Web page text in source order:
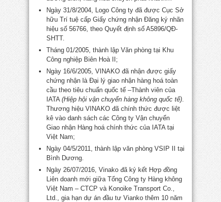
Ngày 31/8/2004, Logo Công ty đã được Cục Sở
hữu Trí tuệ cấp Giấy chứng nhận Đăng ký nhãn
hiệu số 56766, theo Quyết định số A5896/QĐ-
SHTT.
Tháng 01/2005, thành lập Văn phòng tại Khu
Công nghiệp Biên Hoà II;
Ngày 16/6/2005, VINAKO đã nhận được giấy
chứng nhận là Đại lý giao nhận hàng hoá toàn
cầu theo tiêu chuẩn quốc tế –Thành viên của
IATA (Hiệp hội vận chuyển hàng không quốc tế).
Thương hiệu VINAKO đã chính thức được liệt
kê vào danh sách các Công ty Vận chuyển
Giao nhận Hàng hoá chính thức của IATA tại
Việt Nam;
Ngày 04/5/2011, thành lập văn phòng VSIP II tại
Bình Dương.
Ngày 26/07/2016, Vinako đã ký kết Hợp đồng
Liên doanh mới giữa Tổng Công ty Hàng không
Việt Nam – CTCP và Konoike Transport Co.,
Ltd., gia hạn dự án đầu tư Vianko thêm 10 năm